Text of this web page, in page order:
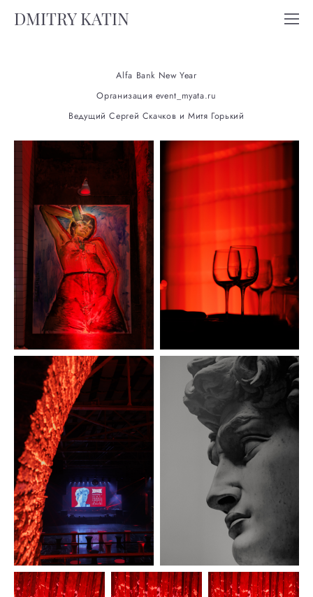
DMITRY KATIN
Alfa Bank New Year
Организация event_myata.ru
Ведущий Сергей Скачков и Митя Горький